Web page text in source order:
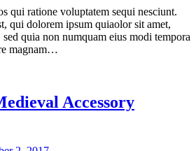
qui ratione voluptatem sequi nesciunt.
qui dolorem ipsum quiaolor sit amet,
quia non numquam eius modi tempora
magnam…
Accessory